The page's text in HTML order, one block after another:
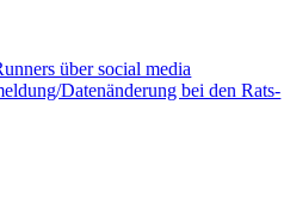
über social media
Datenänderung bei den Rats-